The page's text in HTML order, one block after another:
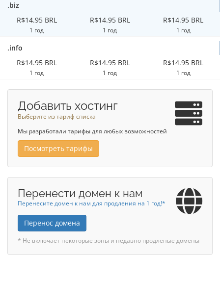
.biz
R$14.95 BRL
1 год
R$14.95 BRL
1 год
R$14.95 BRL
1 год
.info
R$14.95 BRL
1 год
R$14.95 BRL
1 год
R$14.95 BRL
1 год
Добавить хостинг
Выберите из тариф списка
Мы разработали тарифы для любых возможностей
Посмотреть тарифы
Перенести домен к нам
Перенесите домен к нам для продления на 1 год!*
Перенос домена
* Не включает некоторые зоны и недавно продленые домены